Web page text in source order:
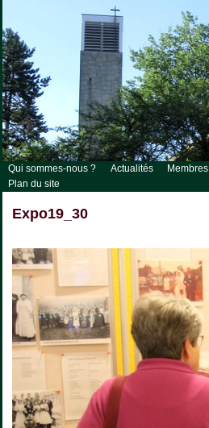
Qui sommes-nous ? Actualités Membres
Plan du site
Expo19_30